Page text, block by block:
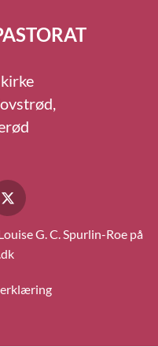
G. C. Spurlin-Roe på